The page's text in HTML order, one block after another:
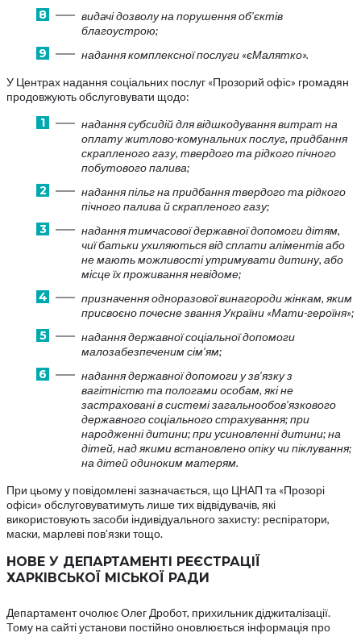
видачі дозволу на порушення об’єктів
благоустрою;
надання комплексної послуги «єМалятко».
У Центрах надання соціальних послуг «Прозорий офіс» громадян
продовжують обслуговувати щодо:
надання субсидій для відшкодування витрат на
оплату житлово-комунальних послуг, придбання
скрапленого газу, твердого та рідкого пічного
побутового палива;
надання пільг на придбання твердого та рідкого
пічного палива й скрапленого газу;
надання тимчасової державної допомоги дітям,
чиї батьки ухиляються від сплати аліментів або
не мають можливості утримувати дитину, або
місце їх проживання невідоме;
призначення одноразової винагороди жінкам, яким
присвоєно почесне звання України «Мати-героїня»;
надання державної соціальної допомоги
малозабезпеченим сім’ям;
надання державної допомоги у зв’язку з
вагітністю та пологами особам, які не
застраховані в системі загальнообов’язкового
державного соціального страхування; при
народженні дитини; при усиновленні дитини; на
дітей, над якими встановлено опіку чи піклування;
на дітей одиноким матерям.
При цьому у повідомлені зазначається, що ЦНАП та «Прозорі
офіси» обслуговуватимуть лише тих відвідувачів, які
використовують засоби індивідуального захисту: респіратори,
маски, марлеві пов’язки тощо.
НОВЕ У ДЕПАРТАМЕНТІ РЕЄСТРАЦІЇ
ХАРКІВСЬКОЇ МІСЬКОЇ РАДИ
Департамент очолює Олег Дробот, прихильник діджиталізації.
Тому на сайті установи постійно оновлюється інформація про